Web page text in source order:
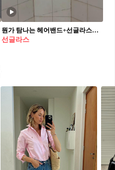
뭔가 탐나는 헤어밴드+선글라스🕶️🔫
선글라스